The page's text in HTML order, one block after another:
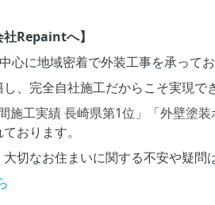
Repaintへ】
に地域密着で外装工事を承ってお
、完全自社施工だからこそ実現で
施工実績 長崎県第1位」「外壁塗
おります。
切なお住まいに関する不安や疑問